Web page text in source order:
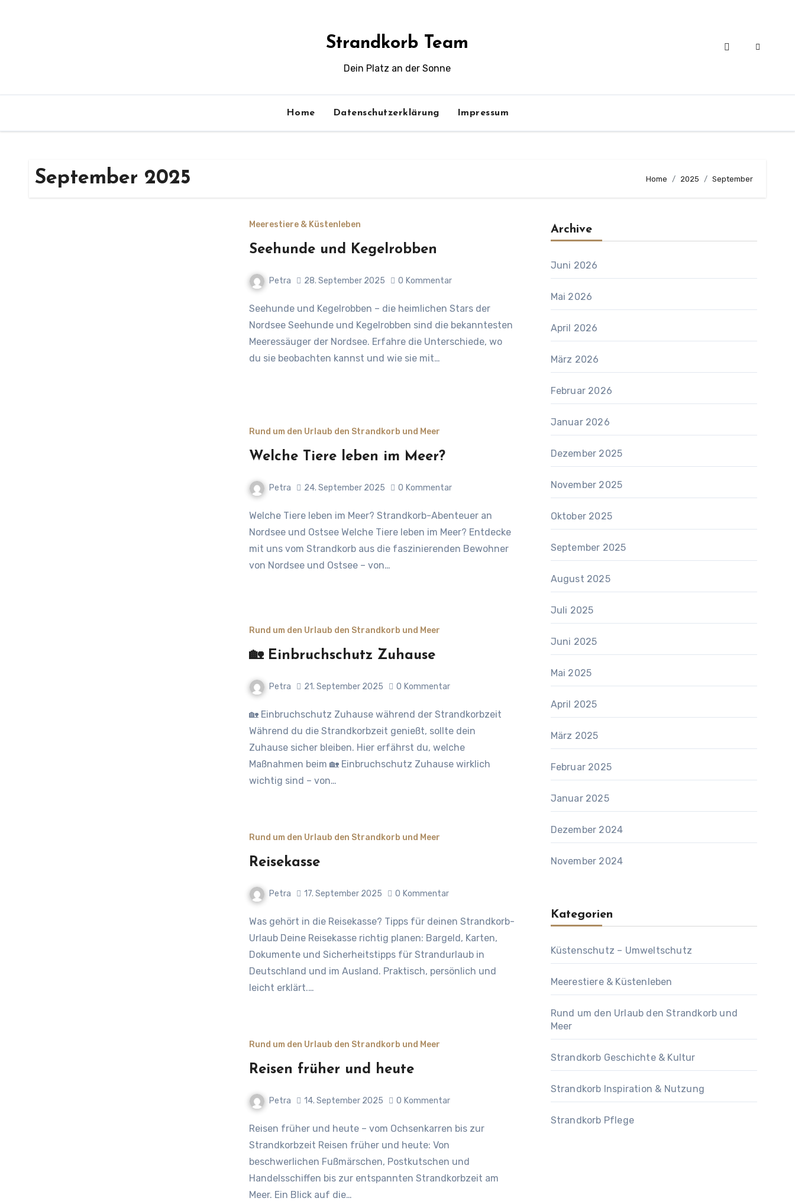
Strandkorb Team
Dein Platz an der Sonne
Home Datenschutzerklärung Impressum
September 2025 Home 2025 September
Meerestiere & Küstenleben
Seehunde und Kegelrobben
Petra 28. September 2025 0 Kommentar
Seehunde und Kegelrobben – die heimlichen Stars der
Nordsee Seehunde und Kegelrobben sind die bekanntesten
Meeressäuger der Nordsee. Erfahre die Unterschiede, wo
du sie beobachten kannst und wie sie mit…
Rund um den Urlaub den Strandkorb und Meer
Welche Tiere leben im Meer?
Petra 24. September 2025 0 Kommentar
Welche Tiere leben im Meer? Strandkorb-Abenteuer an
Nordsee und Ostsee Welche Tiere leben im Meer? Entdecke
mit uns vom Strandkorb aus die faszinierenden Bewohner
von Nordsee und Ostsee – von…
Rund um den Urlaub den Strandkorb und Meer
🏡 Einbruchschutz Zuhause
Petra 21. September 2025 0 Kommentar
🏡 Einbruchschutz Zuhause während der Strandkorbzeit
Während du die Strandkorbzeit genießt, sollte dein
Zuhause sicher bleiben. Hier erfährst du, welche
Maßnahmen beim 🏡 Einbruchschutz Zuhause wirklich
wichtig sind – von…
Rund um den Urlaub den Strandkorb und Meer
Reisekasse
Petra 17. September 2025 0 Kommentar
Was gehört in die Reisekasse? Tipps für deinen Strandkorb-
Urlaub Deine Reisekasse richtig planen: Bargeld, Karten,
Dokumente und Sicherheitstipps für Strandurlaub in
Deutschland und im Ausland. Praktisch, persönlich und
leicht erklärt.…
Rund um den Urlaub den Strandkorb und Meer
Reisen früher und heute
Petra 14. September 2025 0 Kommentar
Reisen früher und heute – vom Ochsenkarren bis zur
Strandkorbzeit Reisen früher und heute: Von
beschwerlichen Fußmärschen, Postkutschen und
Handelsschiffen bis zur entspannten Strandkorbzeit am
Meer. Ein Blick auf die…
Archive
Juni 2026
Mai 2026
April 2026
März 2026
Februar 2026
Januar 2026
Dezember 2025
November 2025
Oktober 2025
September 2025
August 2025
Juli 2025
Juni 2025
Mai 2025
April 2025
März 2025
Februar 2025
Januar 2025
Dezember 2024
November 2024
Kategorien
Küstenschutz – Umweltschutz
Meerestiere & Küstenleben
Rund um den Urlaub den Strandkorb und
Meer
Strandkorb Geschichte & Kultur
Strandkorb Inspiration & Nutzung
Strandkorb Pflege